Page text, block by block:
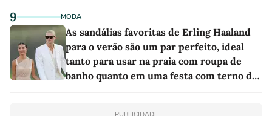
9 MODA
As sandálias favoritas de Erling Haaland
para o verão são um par perfeito, ideal
tanto para usar na praia com roupa de
banho quanto em uma festa com terno de